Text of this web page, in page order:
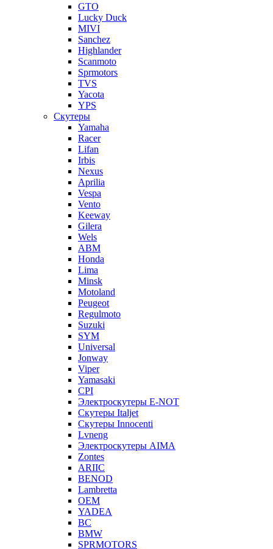
GTO
Lucky Duck
MIVI
Sanchez
Highlander
Scanmoto
Sprmotors
TVS
Yacota
YPS
Скутеры
Yamaha
Racer
Lifan
Irbis
Nexus
Aprilia
Vespa
Vento
Keeway
Gilera
Wels
ABM
Honda
Lima
Minsk
Motoland
Peugeot
Regulmoto
Suzuki
SYM
Universal
Jonway
Viper
Yamasaki
CPI
Электроскутеры E-NOT
Скутеры Italjet
Скутеры Innocenti
Lvneng
Электроскутеры AIMA
Zontes
ARIIC
BENOD
Lambretta
OEM
YADEA
BC
BMW
SPRMOTORS